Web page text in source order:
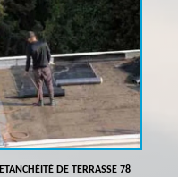
ETANCHÉITÉ DE TERRASSE 78